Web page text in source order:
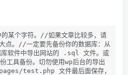
某个字符。//如果文章比较多，请
点。//一定要先备份你的数据库：从
库软件中导出网站的 .sql 文件。或
工具备份。切勿使用wp后台的导出
test.php 文件最后面保存，